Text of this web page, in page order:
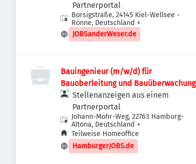
Partnerportal
Borsigstraße, 24145 Kiel-Wellsee -
Rönne, Deutschland +
JOBSanderWeser.de
Bauingenieur (m/w/d) für
Bauoberleitung und Bauüberwachung
Stellenanzeigen aus einem
Partnerportal
Johann-Mohr-Weg, 22763 Hamburg-
Altona, Deutschland +
Teilweise Homeoffice
HamburgerJOBS.de